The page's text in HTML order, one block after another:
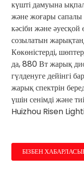
күшті дамуына ықпал
және жоғары сапалы
кәсіби және әуесқой
созылатын
Көкөністерді,
да, 880 Вт жарық
гүлденуге дейінгі
жарық спектрін
үшін сенімді және
Huizhou Risen
БІЗБЕН